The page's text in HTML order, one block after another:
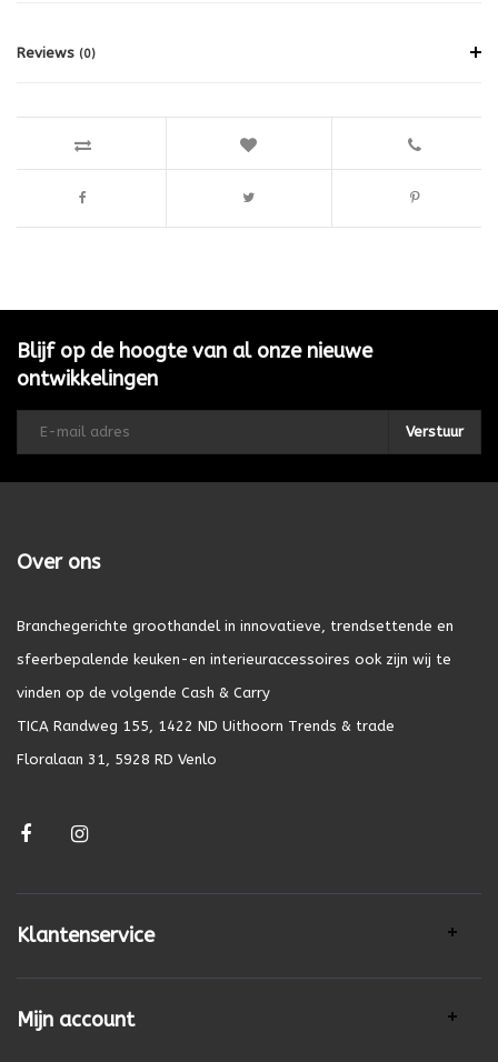
Reviews (0)
Blijf op de hoogte van al onze nieuwe
ontwikkelingen
Verstuur
Over ons
Branchegerichte groothandel in innovatieve, trendsettende en
sfeerbepalende keuken-en interieuraccessoires ook zijn wij te
vinden op de volgende Cash & Carry
TICA Randweg 155, 1422 ND Uithoorn Trends & trade
Floralaan 31, 5928 RD Venlo
Klantenservice
Mijn account